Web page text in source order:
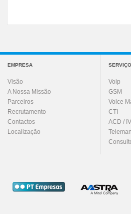
EMPRESA
Visão
A Nossa Missão
Parceiros
Recrutamento
Contactos
Localização
Voip
GSM
Voice
CTI
ACD /